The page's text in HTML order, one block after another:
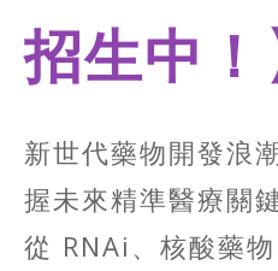
招生中！
新世代藥物開發浪
握未來精準醫療關
從 RNAi、核酸藥